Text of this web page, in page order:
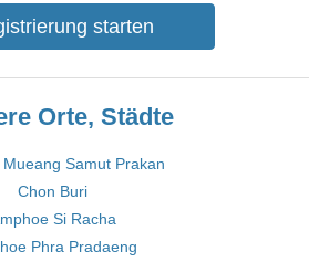
starten
Orte, Städte
Samut Prakan
Chon Buri
Si Racha
Phra Pradaeng